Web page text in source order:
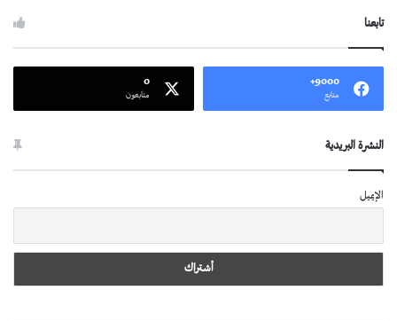
تابعنا
9000+
متابع
0
متابعون
النشرة البريدية
الإيميل